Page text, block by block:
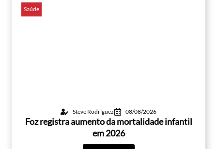
Saúde
Steve Rodríguez 08/08/2026
Foz registra aumento da mortalidade infantil
em 2026